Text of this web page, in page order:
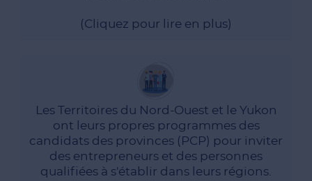
(Cliquez pour lire en plus)
Les Territoires du Nord-Ouest et le Yukon
ont leurs propres programmes des
candidats des provinces (PCP) pour inviter
des entrepreneurs et des personnes
qualifiées à s'établir dans leurs régions.
traditionnelles et émergentes. This resource
provides an overview of the labor market in
Canada's territories, including key industries,
cities with the most job prospects, in-demand
occupations, NOC codes and median wage
estimates to help you prepare for your career in
Canada.